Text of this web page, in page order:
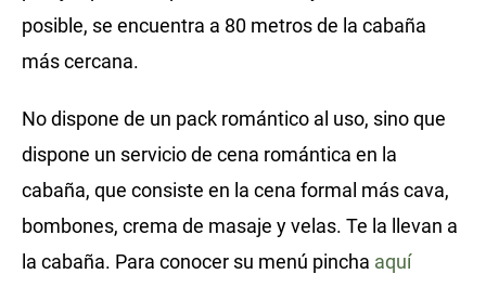
posible, se encuentra a 80 metros de la cabaña
más cercana.
No dispone de un pack romántico al uso, sino que
dispone un servicio de cena romántica en la
cabaña, que consiste en la cena formal más cava,
bombones, crema de masaje y velas. Te la llevan a
la cabaña. Para conocer su menú pincha aquí